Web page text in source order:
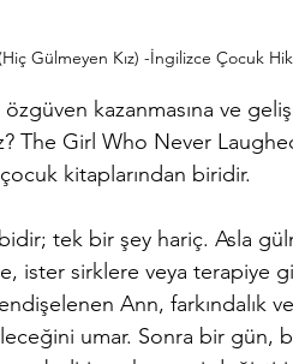
Gülmeyen Kız) -İngilizce Çocuk
kazanmasına ve
The Girl Who Never
kitaplarından biridir.
tek bir şey hariç. Asla
ister sirklere veya terapiye
Ann, farkındalık
umar. Sonra bir gün,